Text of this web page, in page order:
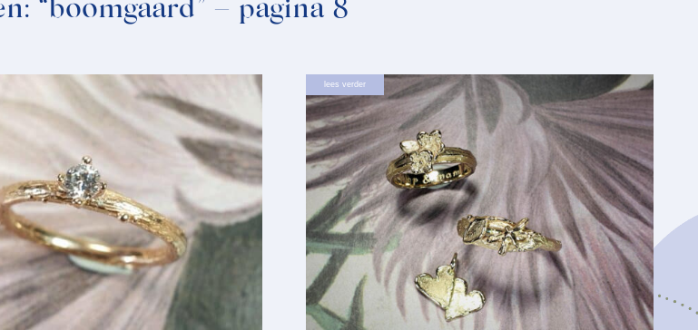
“boomgaard” – pagina 8
lees verder